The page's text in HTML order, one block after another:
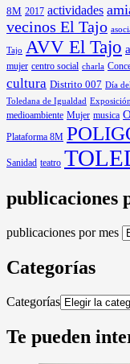
8M 2017 actividades
vecinos El Tajo
Tajo AVV El Tajo
mujer centro social charla
cultura Distrito 007 Día
Toledana de Igualdad Exposición
medioambiente Mujer musica
Plataforma 8M
Sanidad teatro
publicaciones
publicaciones por mes
Categorías
Categorías
Te pueden